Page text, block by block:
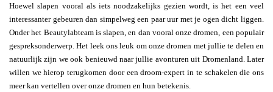
Hoewel slapen vooral als iets noodzakelijks gezien wordt, is het een veel
interessanter gebeuren dan simpelweg een paar uur met je ogen dicht liggen.
Onder het Beautylabteam is slapen, en dan vooral onze dromen, een populair
gespreksonderwerp. Het leek ons leuk om onze dromen met jullie te delen en
natuurlijk zijn we ook benieuwd naar jullie avonturen uit Dromenland. Later
willen we hierop terugkomen door een droom-expert in te schakelen die ons
meer kan vertellen over onze dromen en hun betekenis.